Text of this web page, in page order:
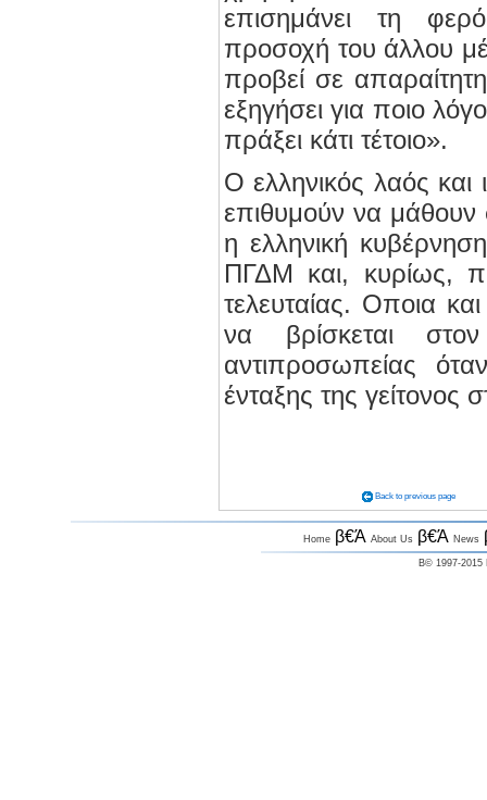
επισημάνει τη
προσοχή του άλλου
προβεί σε
εξηγήσει για ποιο
πράξει κάτι τέτοιο».
Ο ελληνικός λαός και
επιθυμούν να μάθουν
η ελληνική
ΠΓΔΜ και, κυρίως,
τελευταίας. Οποια
να βρίσκεται
αντιπροσωπείας
ένταξης της
Back to previous page
Homeβ€Ά About Usβ€Ά News
Β© 1997-2015